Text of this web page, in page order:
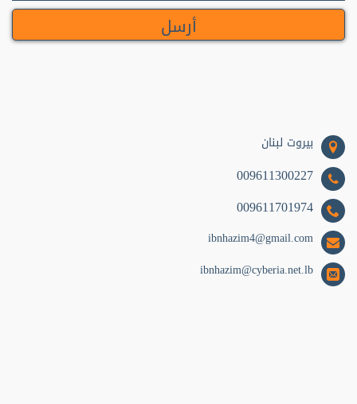
وعظ وإرشاد (9)
قانون (6)
علم نفس (5)
اجتماع (5)
تزكية (5)
اقتصاد (5)
بيروت لبنان
009611300227
009611701974
ibnhazim4@gmail.com
ibnhazim@cyberia.net.lb